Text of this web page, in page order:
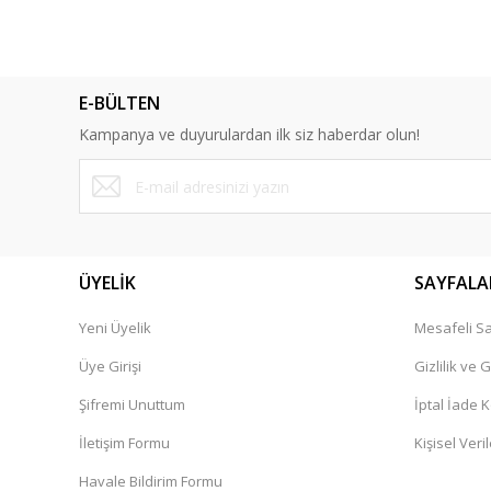
Ürün bilgilerinde hatalar bulunuyor.
Ürün fiyatı diğer sitelerden daha pahalı.
Bu ürüne benzer farklı alternatifler olmalı.
E-BÜLTEN
Kampanya ve duyurulardan ilk siz haberdar olun!
ÜYELİK
Yeni Üyelik
Üye Girişi
Şifremi Unuttum
İletişim Formu
Havale Bildirim Formu
Mesafeli
Gizlilik ve
İptal İade
Kişisel